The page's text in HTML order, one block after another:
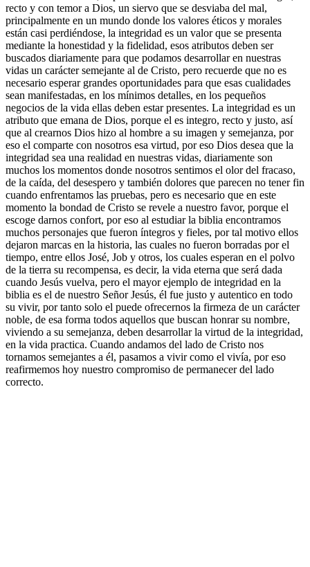
recto y con temor a Dios, un siervo que se desviaba del mal,
principalmente en un mundo donde los valores éticos y morales
están casi perdiéndose, la integridad es un valor que se presenta
mediante la honestidad y la fidelidad, esos atributos deben ser
buscados diariamente para que podamos desarrollar en nuestras
vidas un carácter semejante al de Cristo, pero recuerde que no es
necesario esperar grandes oportunidades para que esas cualidades
sean manifestadas, en los mínimos detalles, en los pequeños
negocios de la vida ellas deben estar presentes. La integridad es un
atributo que emana de Dios, porque el es integro, recto y justo, así
que al crearnos Dios hizo al hombre a su imagen y semejanza, por
eso el comparte con nosotros esa virtud, por eso Dios desea que la
integridad sea una realidad en nuestras vidas, diariamente son
muchos los momentos donde nosotros sentimos el olor del fracaso,
de la caída, del desespero y también dolores que parecen no tener fin
cuando enfrentamos las pruebas, pero es necesario que en este
momento la bondad de Cristo se revele a nuestro favor, porque el
escoge darnos confort, por eso al estudiar la biblia encontramos
muchos personajes que fueron íntegros y fieles, por tal motivo ellos
dejaron marcas en la historia, las cuales no fueron borradas por el
tiempo, entre ellos José, Job y otros, los cuales esperan en el polvo
de la tierra su recompensa, es decir, la vida eterna que será dada
cuando Jesús vuelva, pero el mayor ejemplo de integridad en la
biblia es el de nuestro Señor Jesús, él fue justo y autentico en todo
su vivir, por tanto solo el puede ofrecernos la firmeza de un carácter
noble, de esa forma todos aquellos que buscan honrar su nombre,
viviendo a su semejanza, deben desarrollar la virtud de la integridad,
en la vida practica. Cuando andamos del lado de Cristo nos
tornamos semejantes a él, pasamos a vivir como el vivía, por eso
reafirmemos hoy nuestro compromiso de permanecer del lado
correcto.